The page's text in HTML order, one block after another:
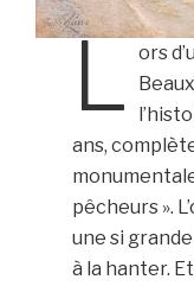
L ors
ans,
pêcheurs ».
une si
à la hanter.